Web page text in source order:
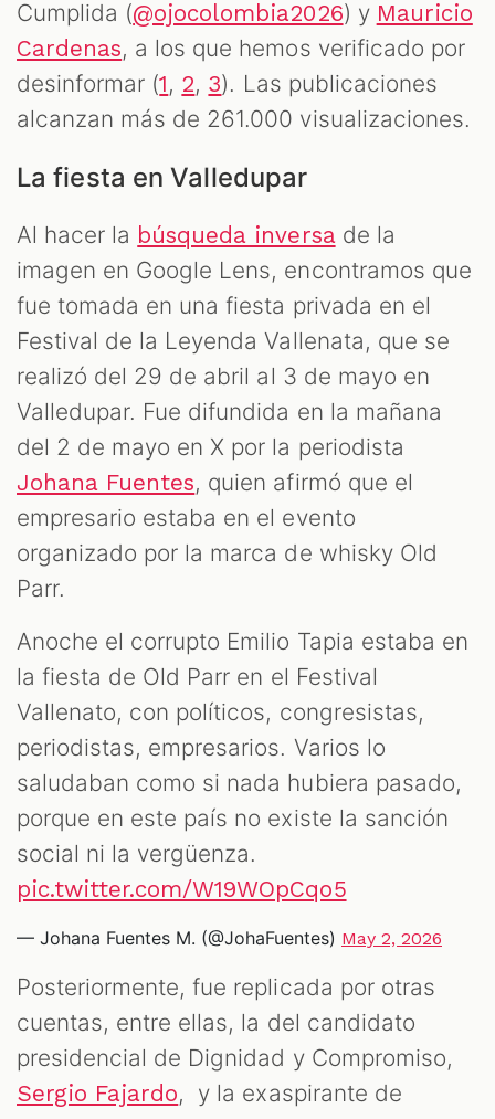
Cumplida (@ojocolombia2026) y Mauricio
Cardenas, a los que hemos verificado por
desinformar (1, 2, 3). Las publicaciones
alcanzan más de 261.000 visualizaciones.
La fiesta en Valledupar
Al hacer la búsqueda inversade la
imagen en Google Lens, encontramos que
fue tomada en una fiesta privada en el
Festival de la Leyenda Vallenata, que se
realizó del 29 de abril al 3 de mayo en
Valledupar. Fue difundida en la mañana
del 2 de mayo en X por la periodista
Johana Fuentes, quien afirmó que el
empresario estaba en el evento
organizado por la marca de whisky Old
Parr.
Anoche el corrupto Emilio Tapia estaba en
la fiesta de Old Parr en el Festival
Vallenato, con políticos, congresistas,
periodistas, empresarios. Varios lo
saludaban como si nada hubiera pasado,
porque en este país no existe la sanción
social ni la vergüenza.
pic.twitter.com/W19WOpCqo5
— Johana Fuentes M. (@JohaFuentes) May 2, 2026
Posteriormente, fue replicada por otras
cuentas, entre ellas, la del candidato
presidencial de Dignidad y Compromiso,
Sergio Fajardo, y la exaspirante de